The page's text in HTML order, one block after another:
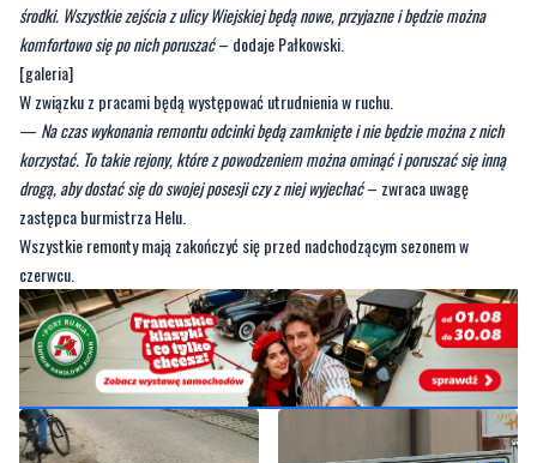
W związku z pracami będą występować utrudnienia w ruchu.
—Na czas wykonania remontu odcinki będą zamknięte i nie będzie można z nich
korzystać. To takie rejony, które z powodzeniem można ominąć i poruszać się inną
drogą, aby dostać się do swojej posesji czy z niej wyjechać– zwraca uwagę
zastępca burmistrza Helu.
Wszystkie remonty mają zakończyć się przed nadchodzącym sezonem w
czerwcu.